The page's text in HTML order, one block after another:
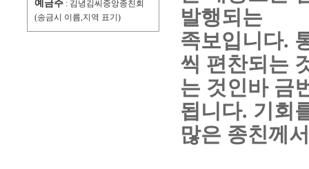
예금주 : 김녕김씨중앙종친회
(송금시 이름,지역 표기)
발행되는
족보입니다.
씩 편찬되는
는 것인바 금
됩니다. 기회
많은 종친께